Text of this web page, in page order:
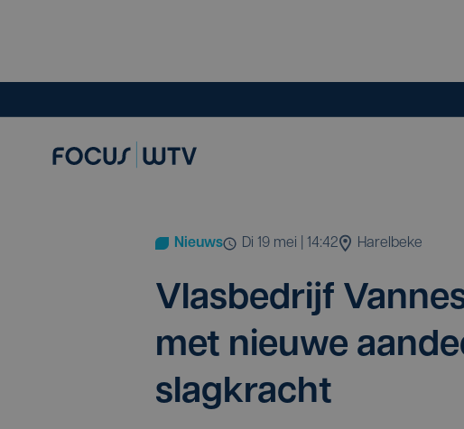
Nieuws di 19 mei | 14:42 Harelbeke
Vlas­be­drijf
met nieu­we
slagkracht